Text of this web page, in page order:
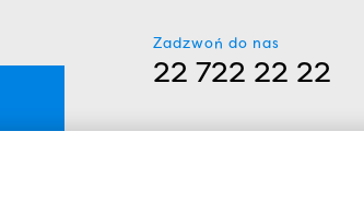
Zadzwoń do nas
22 722 22 22